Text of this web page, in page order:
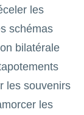
les
schémas
bilatérale
les souvenirs
les